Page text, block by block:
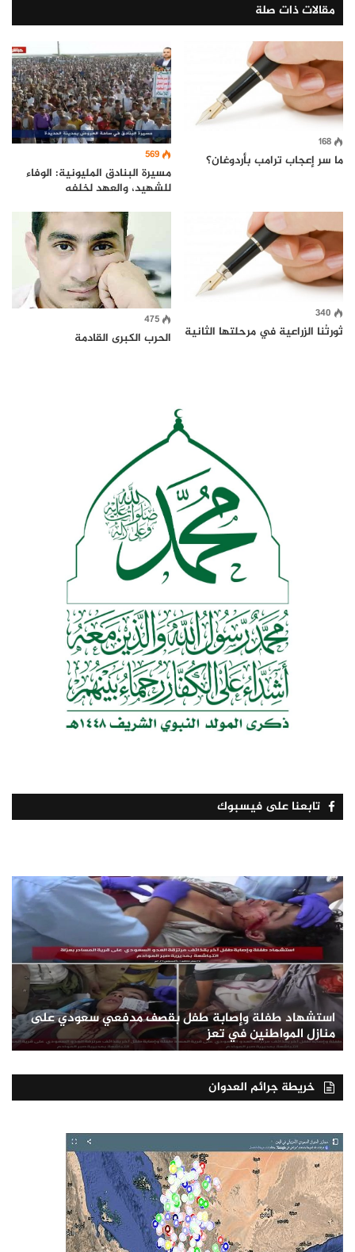
مقالات ذات صلة
168
‏ما سر إعجاب ترامب بأردوغان؟ 569
مسيرة البنادق المليونية: الوفاء
للشهيد، والعهد لخلفه
340
ثورتُنا الزراعية في مرحلتها الثانية
475
الحرب الكبرى القادمة
تابعنا على فيسبوك
استشهاد طفلة وإصابة طفل بقصف مدفعي سعودي على
منازل المواطنين في تعز
خريطة جرائم العدوان